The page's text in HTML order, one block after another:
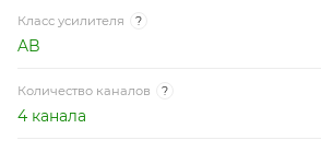
Класс усилителя ?
AB
Количество каналов ?
4 канала